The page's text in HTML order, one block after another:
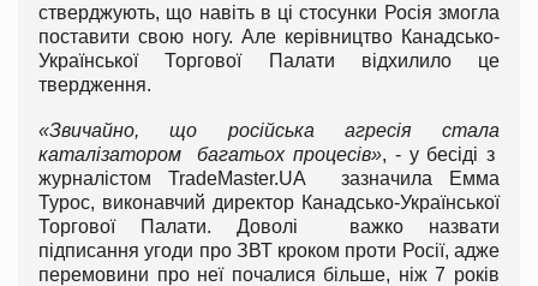
стверджують, що навіть в ці стосунки Росія змогла
поставити свою ногу. Але керівництво Канадсько-
Української Торгової Палати відхилило це
твердження.
«Звичайно, що російська агресія стала
каталізатором багатьох процесів», - у бесіді з
журналістом TradeMaster.UA зазначила Емма
Турос, виконавчий директор Канадсько-Української
Торгової Палати. Доволі важко назвати
підписання угоди про ЗВТ кроком проти Росії, адже
перемовини про неї почалися більше, ніж 7 років